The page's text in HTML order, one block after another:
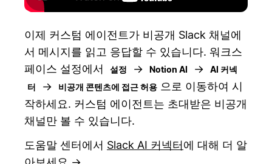
이제 커스텀 에이전트가 비공개 Slack 채널에
서 메시지를 읽고 응답할 수 있습니다. 워크스
페이스 설정에서
설정 → Notion AI →
AI 커넥
터
→ 비공개 콘텐츠에 접근 허용 으로 이동하여 시
작하세요. 커스텀 에이전트는 초대받은 비공개
채널만 볼 수 있습니다.
도움말 센터에서 Slack AI 커넥터에 대해 더 알